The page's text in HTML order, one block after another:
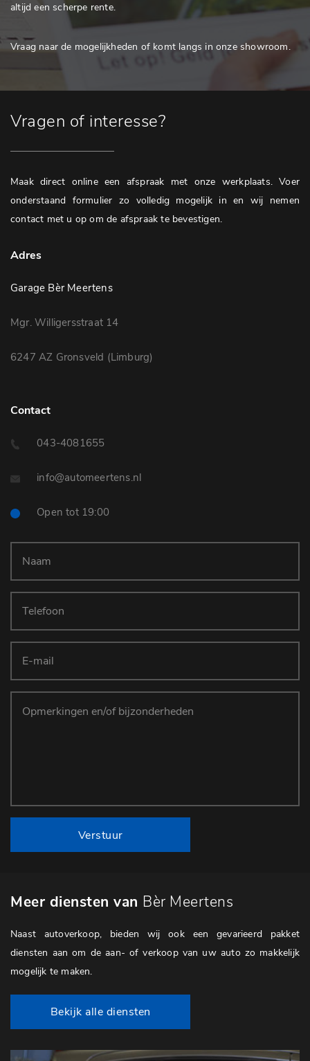
altijd een scherpe rente.
Vraag naar de mogelijkheden of komt langs in onze showroom.
Vragen of interesse?
Maak direct online een afspraak met onze werkplaats. Voer
onderstaand formulier zo volledig mogelijk in en wij nemen
contact met u op om de afspraak te bevestigen.
Adres
Garage Bèr Meertens
Mgr. Willigersstraat 14
6247 AZ Gronsveld (Limburg)
Contact
043-4081655
info@automeertens.nl
Open tot 19:00
Verstuur
Meer diensten van Bèr Meertens
Naast autoverkoop, bieden wij ook een gevarieerd pakket
diensten aan om de aan- of verkoop van uw auto zo makkelijk
mogelijk te maken.
Bekijk alle diensten